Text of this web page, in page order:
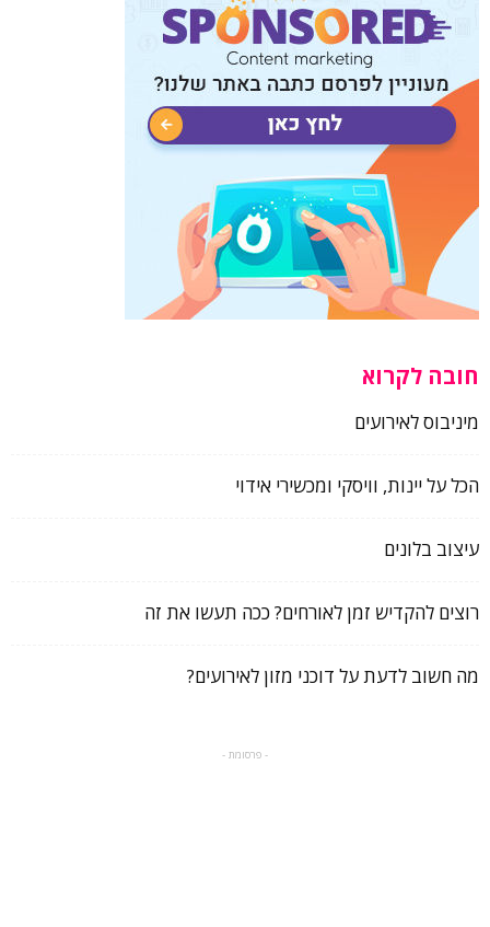
חובה לקרוא
מיניבוס לאירועים
הכל על יינות, וויסקי ומכשירי אידוי
עיצוב בלונים
רוצים להקדיש זמן לאורחים? ככה תעשו את זה
מה חשוב לדעת על דוכני מזון לאירועים?
- פרסומת -